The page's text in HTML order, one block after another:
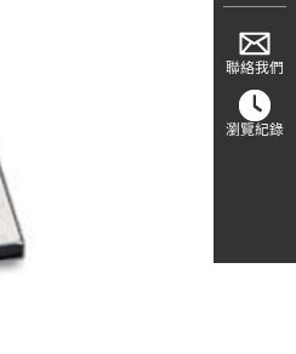
聯絡我們
瀏覽紀錄